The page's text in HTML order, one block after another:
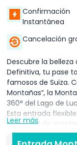
Confirmación
Instantánea
Cancelación
Descubre la belleza
Definitiva, tu pase
famosos de Suiza.
Montañas”, la
360° del Lago de
Esta entrada
ferrocarril de
cremallera desde
Leer más